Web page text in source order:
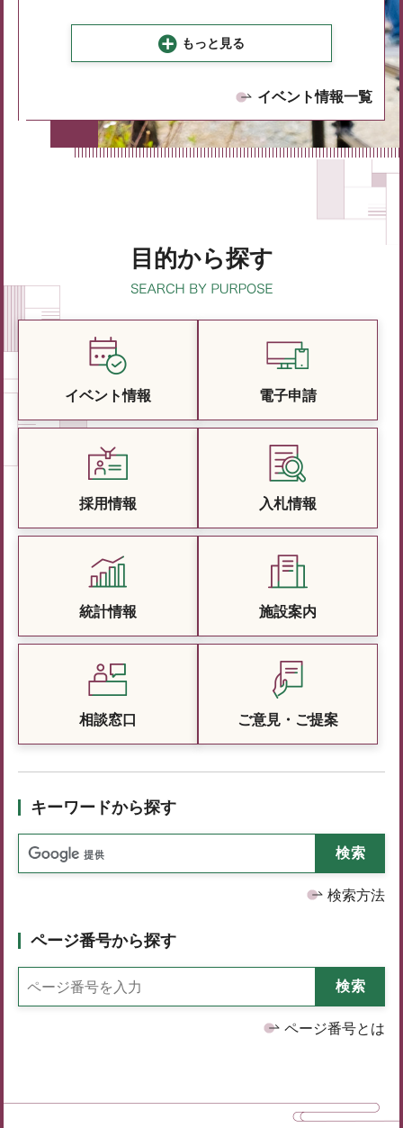
もっと見る
イベント情報一覧
目的から探す
イベント情報 電子申請
採用情報 入札情報
統計情報 施設案内
相談窓口 ご意見・ご提案
キーワードから探す
検索方法
ページ番号から探す
ページ番号とは